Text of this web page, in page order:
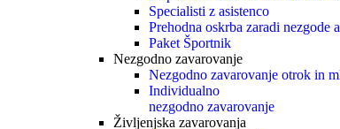
Specialisti z asistenco
Prehodna oskrba zaradi nezgode
Paket Športnik
Nezgodno zavarovanje
Nezgodno zavarovanje otrok in
Individualno
nezgodno zavarovanje
Življenjska zavarovanja